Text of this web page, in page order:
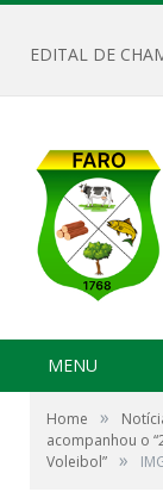
MENU
Home »
acompanhou o
Voleibol” »